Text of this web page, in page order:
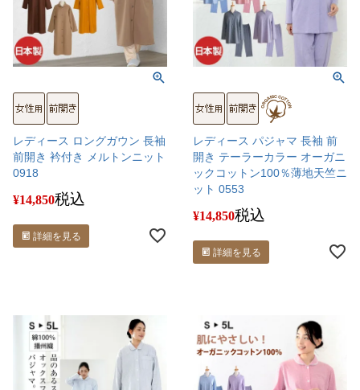
レディース ロングガウン 長袖
前開き 衿付き メルトンニット
0918
¥14,850税込
詳細を見る
レディース パジャマ 長袖 前
開き テーラーカラー オーガニ
ックコットン100％薄地天竺ニ
ット 0553
¥14,850税込
詳細を見る